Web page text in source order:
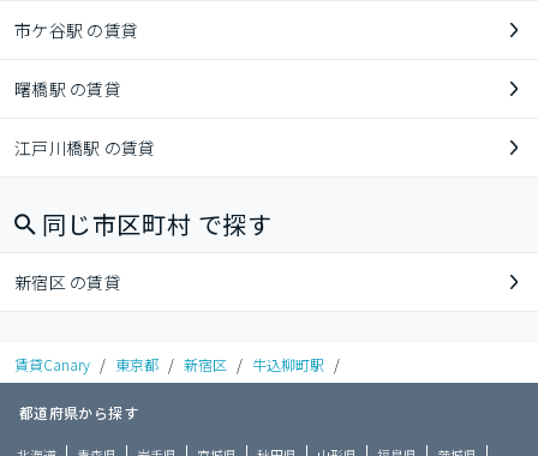
市ケ谷駅 の賃貸
曙橋駅 の賃貸
江戸川橋駅 の賃貸
同じ市区町村 で探す
新宿区 の賃貸
賃貸Canary / 東京都 / 新宿区 / 牛込柳町駅 /
都道府県から探す